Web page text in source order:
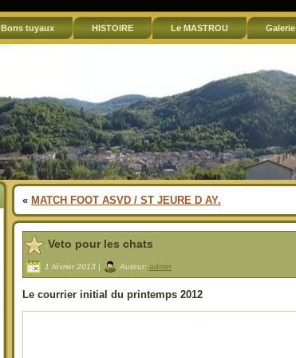
Bons tuyaux HISTOIRE Le MASTROU Galerie
« MATCH FOOT ASVD / ST JEURE D AY.
Veto pour les chats
1 février 2013 | Auteur: admin
Le courrier initial du printemps 2012